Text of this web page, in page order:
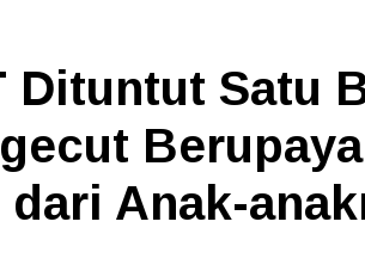
Dituntut Satu
Berupaya
Anak-